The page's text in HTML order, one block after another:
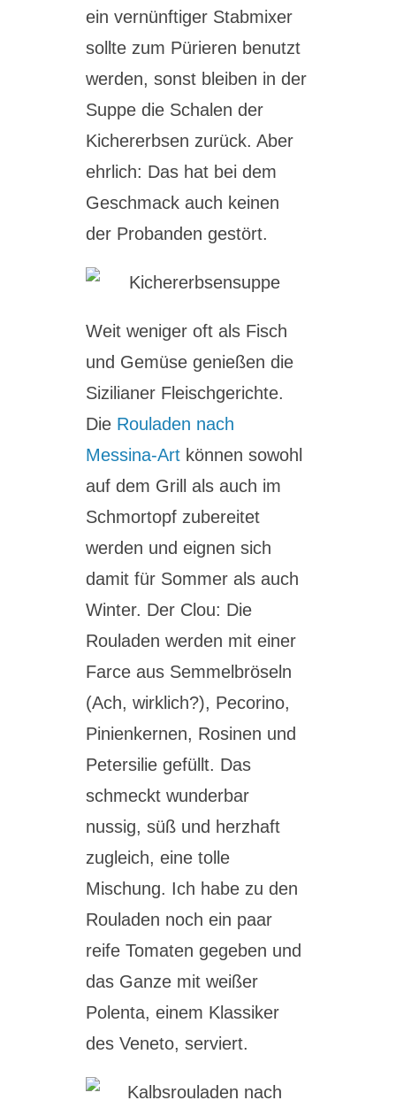
ein vernünftiger Stabmixer
sollte zum Pürieren benutzt
werden, sonst bleiben in der
Suppe die Schalen der
Kichererbsen zurück. Aber
ehrlich: Das hat bei dem
Geschmack auch keinen
der Probanden gestört.
Weit weniger oft als Fisch
und Gemüse genießen die
Sizilianer Fleischgerichte.
Die Rouladen nach
Messina-Art können sowohl
auf dem Grill als auch im
Schmortopf zubereitet
werden und eignen sich
damit für Sommer als auch
Winter. Der Clou: Die
Rouladen werden mit einer
Farce aus Semmelbröseln
(Ach, wirklich?), Pecorino,
Pinienkernen, Rosinen und
Petersilie gefüllt. Das
schmeckt wunderbar
nussig, süß und herzhaft
zugleich, eine tolle
Mischung. Ich habe zu den
Rouladen noch ein paar
reife Tomaten gegeben und
das Ganze mit weißer
Polenta, einem Klassiker
des Veneto, serviert.